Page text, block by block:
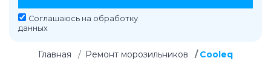
Соглашаюсь на обработку
данных
Главная Ремонт морозильников Cooleq